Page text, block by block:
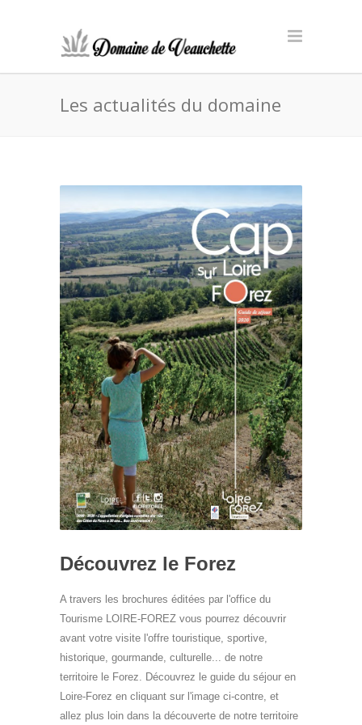
Les actualités du domaine
Découvrez le Forez
A travers les brochures éditées par l'office du
Tourisme LOIRE-FOREZ vous pourrez découvrir
avant votre visite l'offre touristique, sportive,
historique, gourmande, culturelle... de notre
territoire le Forez. Découvrez le guide du séjour en
Loire-Forez en cliquant sur l'image ci-contre, et
allez plus loin dans la découverte de notre territoire